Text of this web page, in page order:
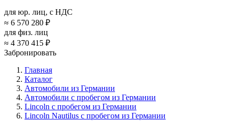
для юр. лиц, с НДС
≈ 6 570 280 ₽
для физ. лиц
≈ 4 370 415 ₽
Забронировать
Главная
Каталог
Автомобили из Германии
Автомобили с пробегом из Германии
Lincoln с пробегом из Германии
Lincoln Nautilus с пробегом из Германии